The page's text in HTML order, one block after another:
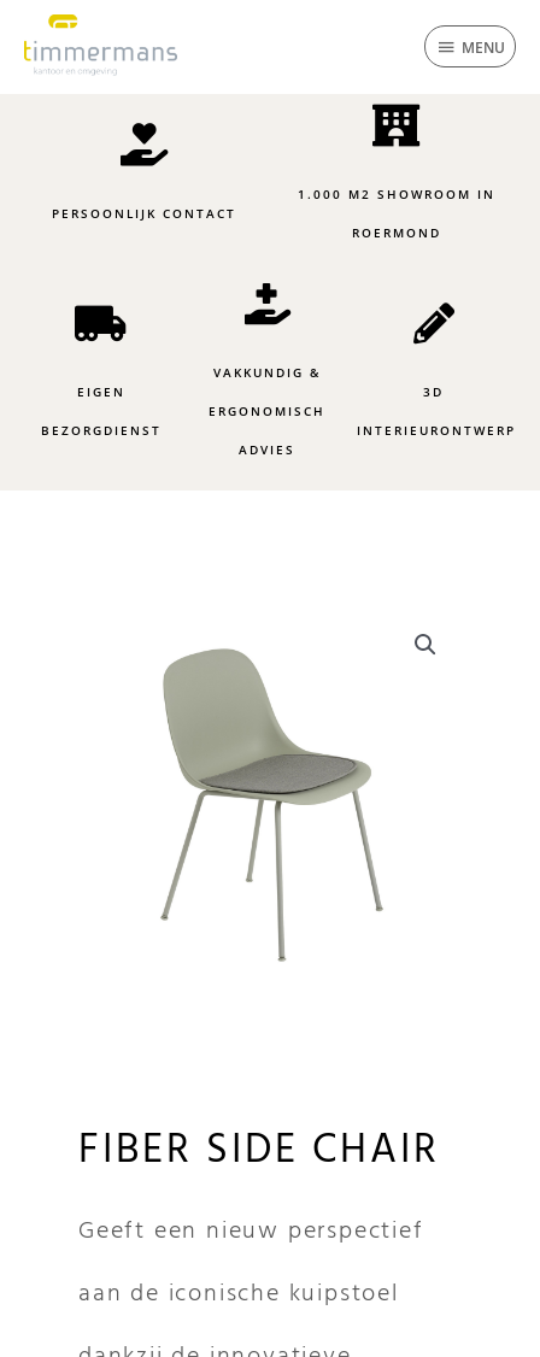
inhoud
MENU
PERSOONLIJK CONTACT
1.000 M2 SHOWROOM IN
ROERMOND
EIGEN
BEZORGDIENST
VAKKUNDIG &
ERGONOMISCH
ADVIES
3D
INTERIEURONTWERP
FIBER SIDE CHAIR
Geeft een nieuw perspectief
aan de iconische kuipstoel